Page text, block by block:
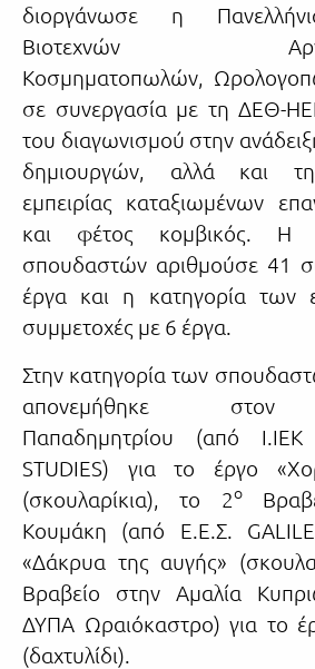
διοργάνωσε η
Βιοτεχνών
Κοσμηματοπωλών,
σε συνεργασία με τη ΔΕΘ-
του διαγωνισμού στην
δημιουργών, αλλά και της
εμπειρίας καταξιωμένων
και φέτος κομβικός. Η
σπουδαστών αριθμούσε 41
έργα και η κατηγορία των
συμμετοχές με 6 έργα.
Στην κατηγορία των
απονεμήθηκε στον
Παπαδημητρίου (από
STUDIES) για το έργο
(σκουλαρίκια), το 2ο
Κουμάκη (από Ε.Ε.Σ.
«Δάκρυα της αυγής»
Βραβείο στην Αμαλία
ΔΥΠΑ Ωραιόκαστρο) για το
(δαχτυλίδι).